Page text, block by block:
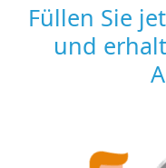
Füllen Sie
und